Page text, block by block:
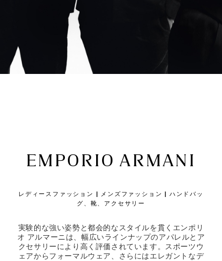
EMPORIO ARMANI
レディースファッション | メンズファッション | ハンドバッ
グ、靴、アクセサリー
実験的な強い姿勢と都会的なスタイルを貫くエンポリ
オ アルマーニは、幅広いラインナップのアパレルとア
クセサリーにより高く評価されています。スポーツウ
ェアからフォーマルウェア、さらにはエレガントなデ